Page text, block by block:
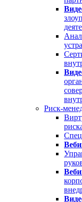
Риск-